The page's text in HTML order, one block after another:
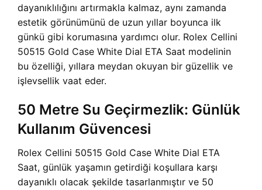
dayanıklılığını artırmakla kalmaz, aynı zamanda
estetik görünümünü de uzun yıllar boyunca ilk
günkü gibi korumasına yardımcı olur. Rolex Cellini
50515 Gold Case White Dial ETA Saat modelinin
bu özelliği, yıllara meydan okuyan bir güzellik ve
işlevsellik vaat eder.
50 Metre Su Geçirmezlik: Günlük
Kullanım Güvencesi
Rolex Cellini 50515 Gold Case White Dial ETA
Saat, günlük yaşamın getirdiği koşullara karşı
dayanıklı olacak şekilde tasarlanmıştır ve 50